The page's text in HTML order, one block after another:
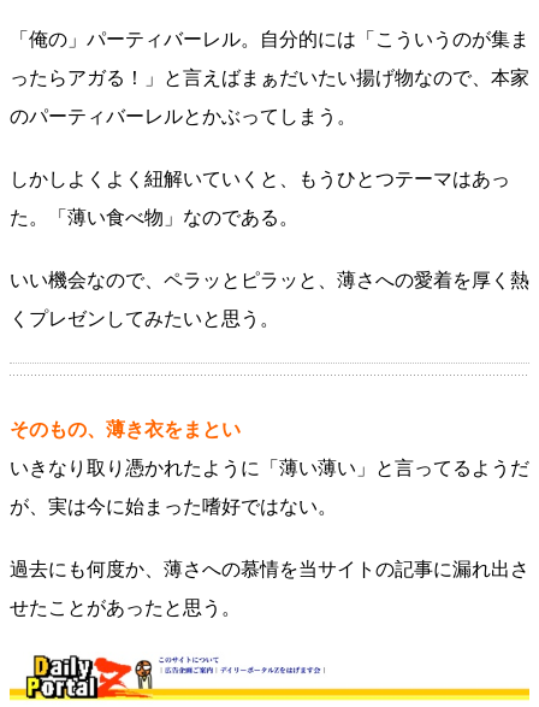
「俺の」パーティバーレル。自分的には「こういうのが集ま
ったらアガる！」と言えばまぁだいたい揚げ物なので、本家
のパーティバーレルとかぶってしまう。
しかしよくよく紐解いていくと、もうひとつテーマはあっ
た。「薄い食べ物」なのである。
いい機会なので、ペラッとピラッと、薄さへの愛着を厚く熱
くプレゼンしてみたいと思う。
そのもの、薄き衣をまとい
いきなり取り憑かれたように「薄い薄い」と言ってるようだ
が、実は今に始まった嗜好ではない。
過去にも何度か、薄さへの慕情を当サイトの記事に漏れ出さ
せたことがあったと思う。